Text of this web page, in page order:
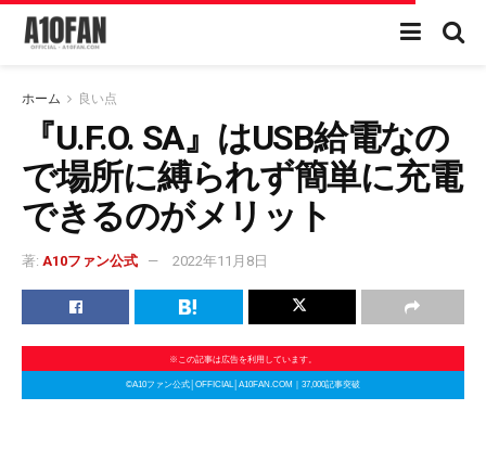
ホーム 良い点
『U.F.O. SA』はUSB給電なの
で場所に縛られず簡単に充電
できるのがメリット
著: A10ファン公式 2022年11月8日
※この記事は広告を利用しています。
©A10ファン公式│OFFICIAL│A10FAN.COM｜37,000記事突破